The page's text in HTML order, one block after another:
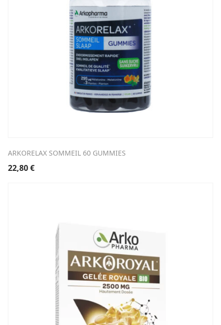
ARKORELAX SOMMEIL 60 GUMMIES
22,80€